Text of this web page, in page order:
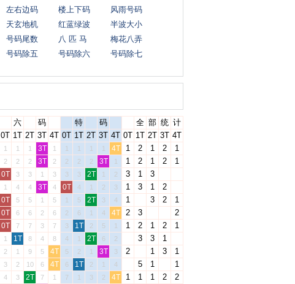
左右边码 楼上下码
风雨号码
天玄地机 红蓝绿波
半波大小
号码尾数 八 匹 马
梅花八弄
号码除五 号码除六
号码除七
六 码 特 码 全 部 统 计
0T 1T 2T 3T 4T 0T 1T 2T 3T 4T 0T 1T 2T 3T 4T
1 1 1 3T 1 1 1 1 1 4T 1 2 1 2
1
2 2 2 3T 2 2 2 2 3T 1 1 2 1 2
1
0T 3 3 1 3 3 3 2T 1 2 3 1
3
1 4 4 3T 4 0T 4 1 2 3 1 3 1
2
0T 5 5 1 5 1 5 2T 3 4 1 3 2
1
0T 6 6 2 6 2 6 1 4 4T 2 3
2
0T 7 7 3 7 3 1T 2 5 1 1 2 1 2
1
1 1T 8 4 8 4 1 2T 6 2 3 3
1
2 1 9 5 4T 5 2 1 3T 3 2 1 3
1
3 2 10 6 4T 6 1T 2 1 4 5 1
1
4 3 2T 7 1 7 1 3 2 4T 1 1 1 2
2